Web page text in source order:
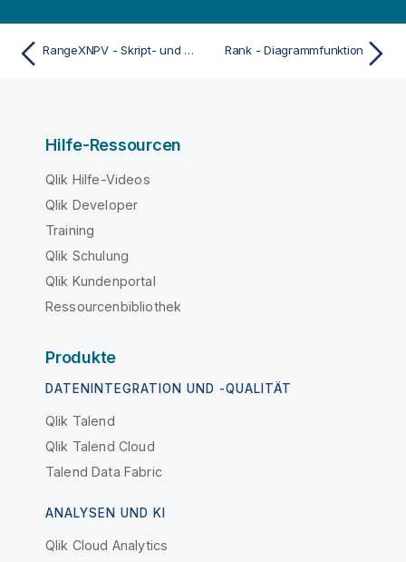
RangeXNPV - Skript- und Diagrammfunktion Rank - Diagrammfunktion
Hilfe-Ressourcen
Qlik Hilfe-Videos
Qlik Developer
Training
Qlik Schulung
Qlik Kundenportal
Ressourcenbibliothek
Produkte
DATENINTEGRATION UND -QUALITÄT
Qlik Talend
Qlik Talend Cloud
Talend Data Fabric
ANALYSEN UND KI
Qlik Cloud Analytics